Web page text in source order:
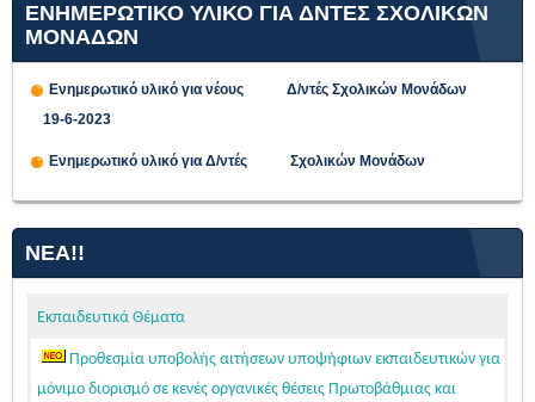
ΕΝΗΜΕΡΩΤΙΚΟ ΥΛΙΚΟ ΓΙΑ ΔΝΤΕΣ ΣΧΟΛΙΚΩΝ
ΜΟΝΑΔΩΝ
Ενημερωτικό υλικό για νέους Δ/ντές Σχολικών Μονάδων
19-6-2023
Ενημερωτικό υλικό για Δ/ντές Σχολικών Μονάδων
ΝΈΑ!!
Εκπαιδευτικά Θέματα
Προθεσμία υποβολής αιτήσεων υποψήφιων εκπαιδευτικών για
μόνιμο διορισμό σε κενές οργανικές θέσεις Πρωτοβάθμιας και